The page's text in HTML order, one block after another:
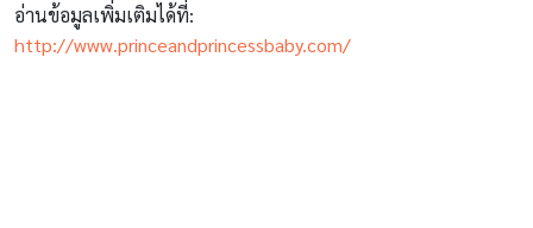
อ่านข้อมูลเพิ่มเติมได้ที่:
http://www.princeandprincessbaby.com/